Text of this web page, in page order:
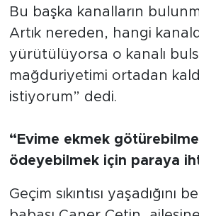
Bu başka kanalların
Artık nereden, hangi
yürütülüyorsa o kanalı
mağduriyetimi ortadan
istiyorum” dedi.
“Evime ekmek
ödeyebilmek için paraya
Geçim sıkıntısı yaşadığını